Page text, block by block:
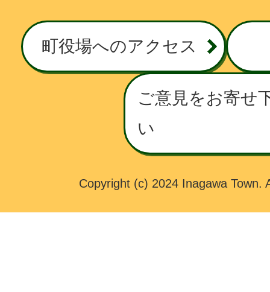
A
T
町役場へのアクセス
ご意見をお寄せ
い
Copyright (c) 2024 Inagawa Town.